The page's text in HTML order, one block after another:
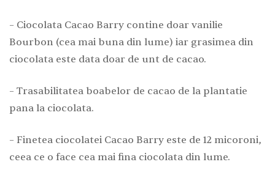
– Ciocolata Cacao Barry contine doar vanilie
Bourbon (cea mai buna din lume) iar grasimea din
ciocolata este data doar de unt de cacao.
– Trasabilitatea boabelor de cacao de la plantatie
pana la ciocolata.
– Finetea ciocolatei Cacao Barry este de 12 micoroni,
ceea ce o face cea mai fina ciocolata din lume.